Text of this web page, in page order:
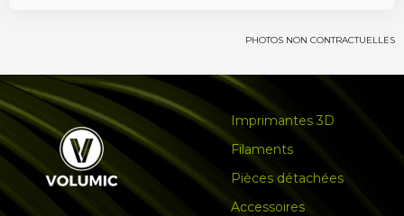
PHOTOS NON CONTRACTUELLES
Imprimantes 3D
Filaments
Pièces détachées
Accessoires